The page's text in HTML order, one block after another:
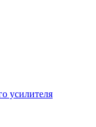
усилителя